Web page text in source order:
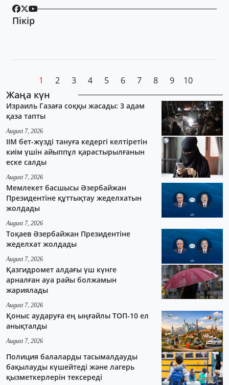
Пікір
1 2 3 4 5 6 7 8 9 10
Жаңа күн
Израиль Газаға соққы жасады: 3 адам
қаза тапты
August 7, 2026
ІІМ бет-жүзді тануға кедергі келтіретін
киім үшін айыппұл қарастырылғанын
еске салды
August 7, 2026
Мемлекет басшысы Әзербайжан
Президентіне құттықтау жеделхатын
жолдады
August 7, 2026
Тоқаев Әзербайжан Президентіне
жеделхат жолдады
August 7, 2026
Қазгидромет алдағы үш күнге
арналған ауа райы болжамын
жариялады
August 7, 2026
Қоныс аударуға ең ыңғайлы ТОП-10 ел
анықталды
August 7, 2026
Полиция балаларды тасымалдауды
бақылауды күшейтеді және лагерь
қызметкерлерін тексереді